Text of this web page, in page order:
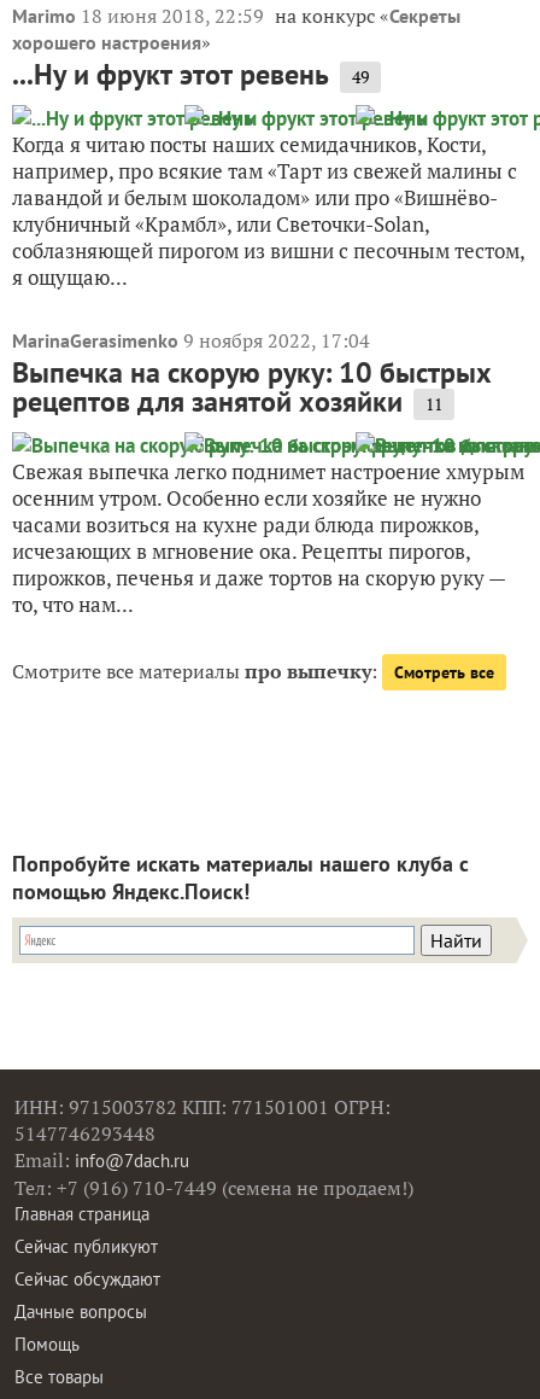
Marimo 18 июня 2018, 22:59 на конкурс «Секреты
хорошего настроения»
...Ну и фрукт этот ревень 49
Когда я читаю посты наших семидачников, Кости,
например, про всякие там «Тарт из свежей малины с
лавандой и белым шоколадом» или про «Вишнёво-
клубничный «Крамбл», или Светочки-Solan,
соблазняющей пирогом из вишни с песочным тестом,
я ощущаю...
MarinaGerasimenko 9 ноября 2022, 17:04
Выпечка на скорую руку: 10 быстрых
рецептов для занятой хозяйки 11
Свежая выпечка легко поднимет настроение хмурым
осенним утром. Особенно если хозяйке не нужно
часами возиться на кухне ради блюда пирожков,
исчезающих в мгновение ока. Рецепты пирогов,
пирожков, печенья и даже тортов на скорую руку —
то, что нам...
Смотрите все материалыпро выпечку: Смотреть все
Попробуйте искать материалы нашего клуба с
помощью Яндекс.Поиск!
ИНН: 9715003782 КПП: 771501001 ОГРН:
5147746293448
Email: info@7dach.ru
Тел: +7 (916) 710-7449 (семена не продаем!)
Главная страница
Сейчас публикуют
Сейчас обсуждают
Дачные вопросы
Помощь
Все товары